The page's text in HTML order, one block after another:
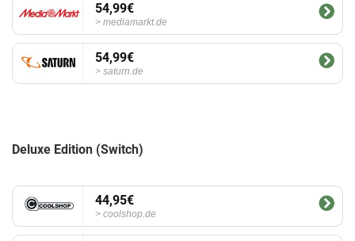
54,99€
mediamarkt.de
54,99€
saturn.de
Deluxe Edition (Switch)
44,95€
coolshop.de